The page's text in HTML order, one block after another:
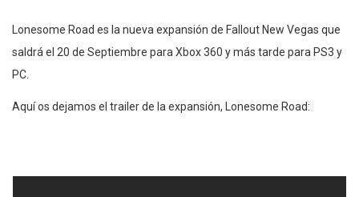
Lonesome Road es la nueva expansión de Fallout New Vegas que
saldrá el 20 de Septiembre para Xbox 360 y más tarde para PS3 y
PC.
Aquí os dejamos el trailer de la expansión, Lonesome Road: